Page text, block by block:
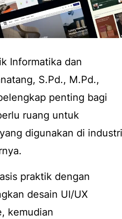
Informatika dan
S.Pd., M.Pd.,
penting bagi
ruang untuk
yang digunakan di
praktik dengan
desain UI/UX
kemudian